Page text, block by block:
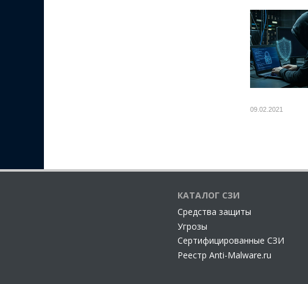
09.02.2021
КАТАЛОГ СЗИ
Cредства защиты
Угрозы
Сертифицированные СЗИ
Реестр Anti-Malware.ru